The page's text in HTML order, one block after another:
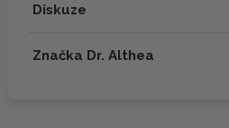
Diskuze
Značka Dr. Althea